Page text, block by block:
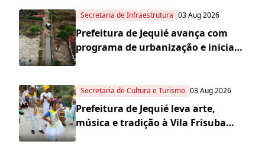
Secretaria de Infraestrutura 03 Aug 2026
Prefeitura de Jequié avança com
programa de urbanização e inicia
Secretaria de Cultura e Turismo 03 Aug 2026
Prefeitura de Jequié leva arte,
música e tradição à Vila Frisuba